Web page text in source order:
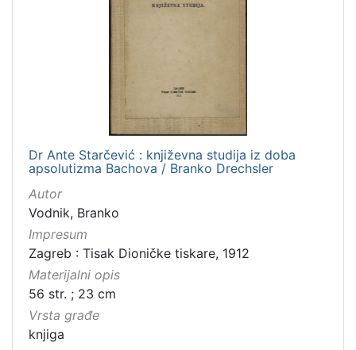
Dr Ante Starčević : književna studija iz doba
apsolutizma Bachova / Branko Drechsler
Autor
Vodnik, Branko
Impresum
Zagreb : Tisak Dioničke tiskare, 1912
Materijalni opis
56 str. ; 23 cm
Vrsta građe
knjiga